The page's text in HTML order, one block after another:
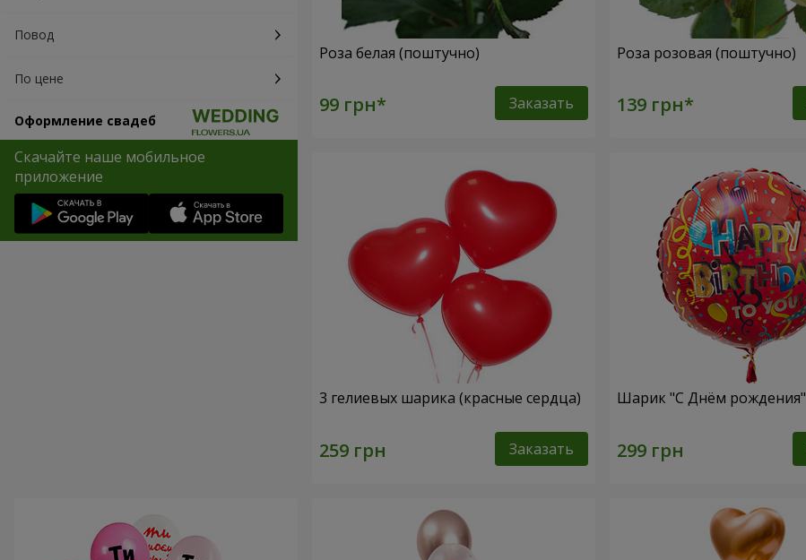
Повод
По цене
Оформление свадеб
Скачайте наше мобильное
приложение
Роза белая (поштучно)
Заказать
Роза розовая (поштучно)
3 гелиевых шарика (красные сердца)
Заказать
Шарик "С Днём рождения"